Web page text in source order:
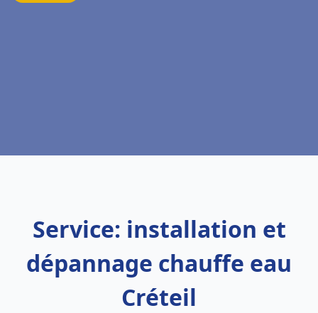
Service: installation et
dépannage chauffe eau
Créteil